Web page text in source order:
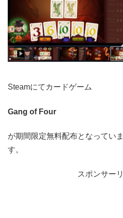
Steamにてカードゲーム
Gang of Four
が期間限定無料配布となってい
す。
スポンサー